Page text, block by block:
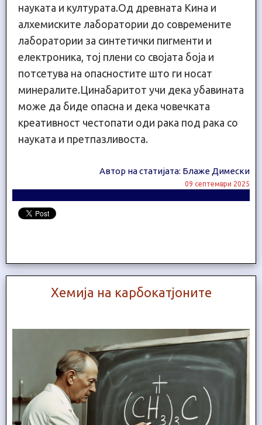
науката и културата.Од древната Кина и
алхемиските лаборатории до современите
лаборатории за синтетички пигменти и
електроника, тој плени со својата боја и
потсетува на опасностите што ги носат
минералите.Цинабаритот учи дека убавината
може да биде опасна и дека човечката
креативност честопати оди рака под рака со
науката и претпазливоста.
Автор на статијата: Блаже Димески
09 септември 2025
Хемија на карбокатјоните